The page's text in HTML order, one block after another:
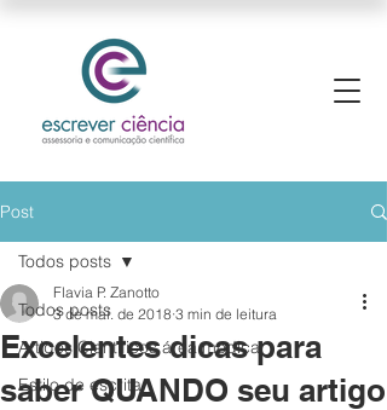
Post
Todos posts
Artigos Científicos área médica
Estilo de escrita
Todos posts
Excelentes dicas para
saber QUANDO seu artigo
Flavia P. Zanotto
3 de mai. de 2018 3 min de leitura